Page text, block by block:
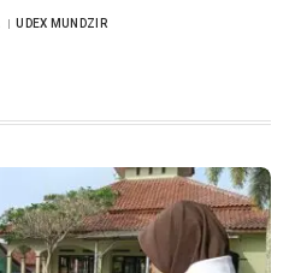
UDEX MUNDZIR